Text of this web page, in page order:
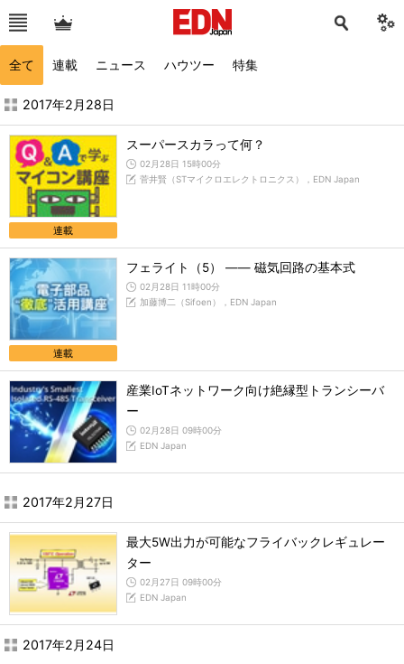
全て 連載 ニュース ハウツー 特集
2017年2月の記事一覧 - EDN Japan
2017年2月28日
連載
スーパースカラって何？
02月28日 15時00分
菅井賢（STマイクロエレクトロニクス），EDN Japan
連載
フェライト（5） ―― 磁気回路の基本式
02月28日 11時00分
加藤博二（Sifoen），EDN Japan
産業IoTネットワーク向け絶縁型トランシーバ
ー
02月28日 09時00分
EDN Japan
2017年2月27日
最大5W出力が可能なフライバックレギュレー
ター
02月27日 09時00分
EDN Japan
2017年2月24日